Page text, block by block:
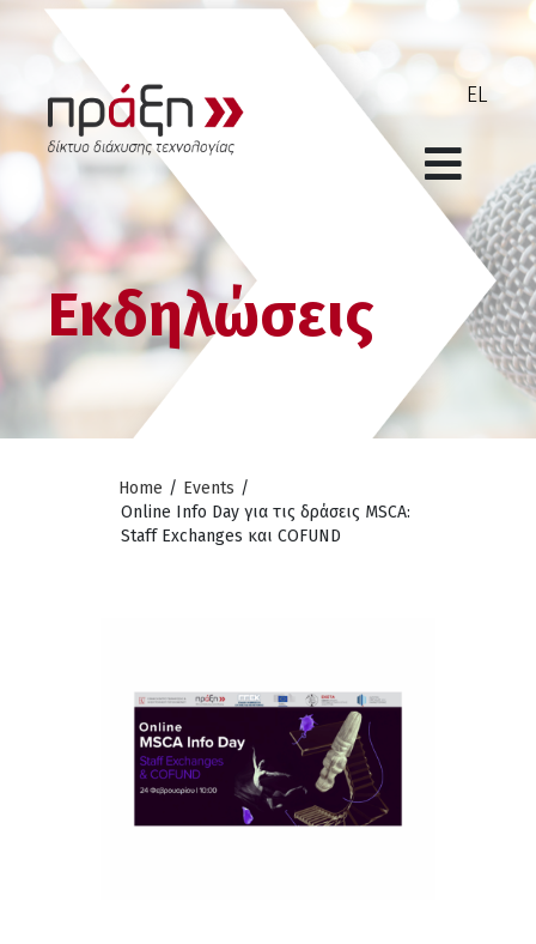
Εκδηλώσεις
Home / Events /
Online Info Day για τις δράσεις MSCA:
Staff Exchanges και COFUND